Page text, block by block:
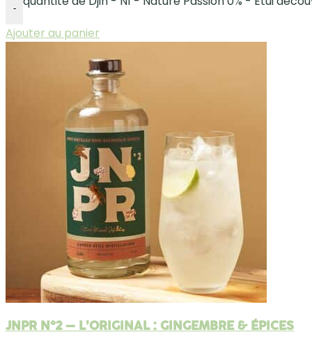
-
Ajouter au panier
JNPR N°2 – L’ORIGINAL : GINGEMBRE & ÉPICES